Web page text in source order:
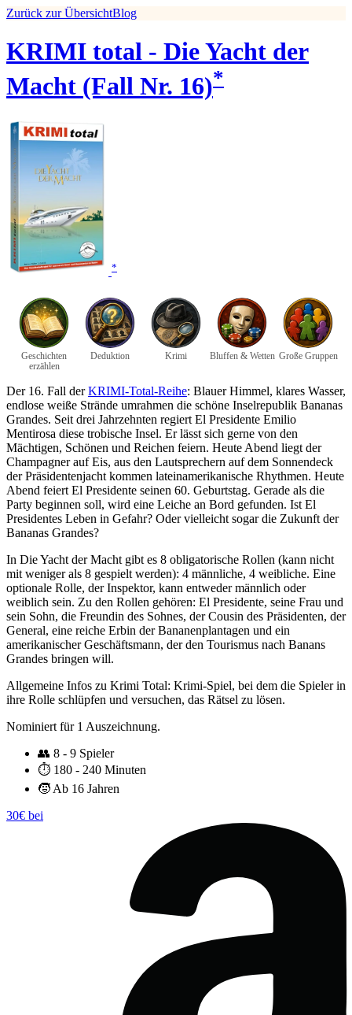
Zurück zur ÜbersichtBlog
KRIMI total - Die Yacht der
Macht (Fall Nr. 16)*
*
Geschichten
erzählen
Deduktion Krimi Bluffen & Wetten Große Gruppen
Der 16. Fall derKRIMI-Total-Reihe: Blauer Himmel, klares Wasser,
endlose weiße Strände umrahmen die schöne Inselrepublik Bananas
Grandes. Seit drei Jahrzehnten regiert El Presidente Emilio
Mentirosa diese trobische Insel. Er lässt sich gerne von den
Mächtigen, Schönen und Reichen feiern. Heute Abend liegt der
Champagner auf Eis, aus den Lautsprechern auf dem Sonnendeck
der Präsidentenjacht kommen lateinamerikanische Rhythmen. Heute
Abend feiert El Presidente seinen 60. Geburtstag. Gerade als die
Party beginnen soll, wird eine Leiche an Bord gefunden. Ist El
Presidentes Leben in Gefahr? Oder vielleicht sogar die Zukunft der
Bananas Grandes?
In Die Yacht der Macht gibt es 8 obligatorische Rollen (kann nicht
mit weniger als 8 gespielt werden): 4 männliche, 4 weibliche. Eine
optionale Rolle, der Inspektor, kann entweder männlich oder
weiblich sein. Zu den Rollen gehören: El Presidente, seine Frau und
sein Sohn, die Freundin des Sohnes, der Cousin des Präsidenten, der
General, eine reiche Erbin der Bananenplantagen und ein
amerikanischer Geschäftsmann, der den Tourismus nach Banans
Grandes bringen will.
Allgemeine Infos zu Krimi Total: Krimi-Spiel, bei dem die Spieler in
ihre Rolle schlüpfen und versuchen, das Rätsel zu lösen.
Nominiert für 1 Auszeichnung.
👥 8 - 9 Spieler
⏱️ 180 - 240 Minuten
🧒 Ab 16 Jahren
30€ bei